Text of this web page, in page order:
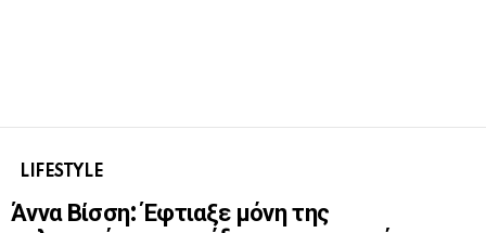
LIFESTYLE
Άννα Βίσση: Έφτιαξε μόνη της